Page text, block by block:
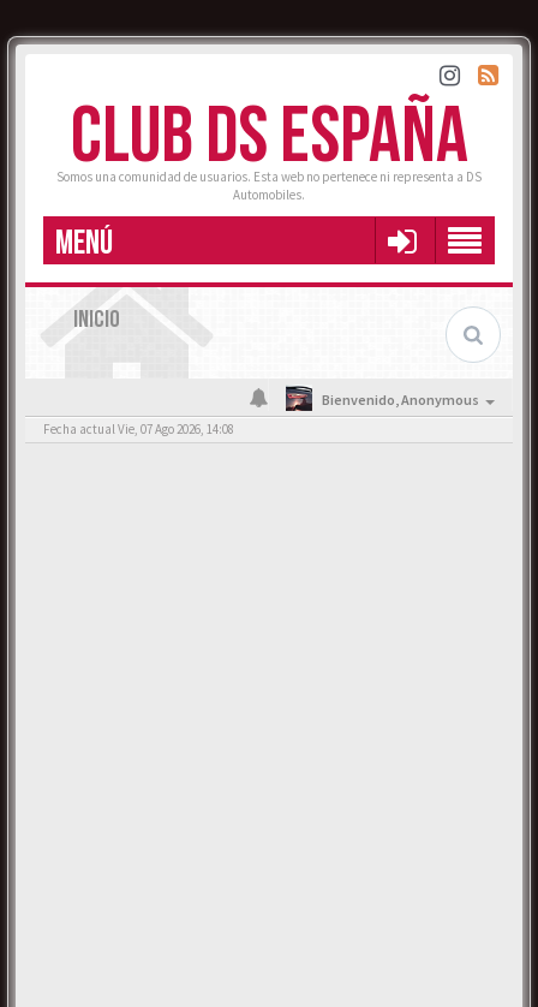
CLUB DS ESPAÑA
Somos una comunidad de usuarios. Esta web no pertenece ni representa a DS
Automobiles.
MENÚ
INICIO
Bienvenido,Anonymous
Fecha actual Vie, 07 Ago 2026, 14:08